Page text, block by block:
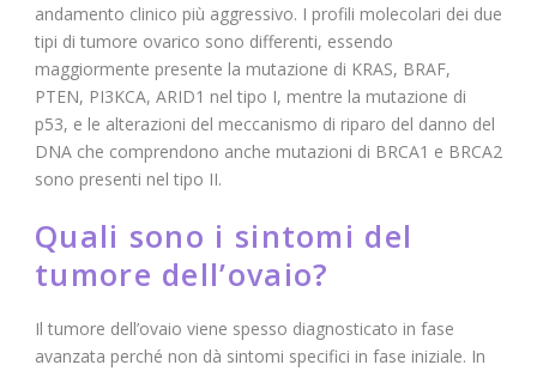
andamento clinico più aggressivo. I profili molecolari dei due
tipi di tumore ovarico sono differenti, essendo
maggiormente presente la mutazione di KRAS, BRAF,
PTEN, PI3KCA, ARID1 nel tipo I, mentre la mutazione di
p53, e le alterazioni del meccanismo di riparo del danno del
DNA che comprendono anche mutazioni di BRCA1 e BRCA2
sono presenti nel tipo II.
Quali sono i sintomi del
tumore dell’ovaio?
Il tumore dell’ovaio viene spesso diagnosticato in fase
avanzata perché non dà sintomi specifici in fase iniziale. In